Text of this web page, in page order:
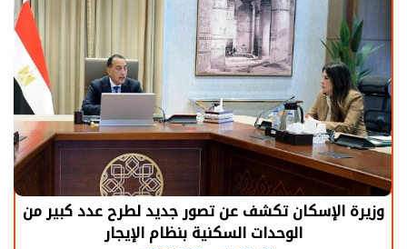
وزيرة الإسكان تكشف عن تصور جديد لطرح عدد كبير من
الوحدات السكنية بنظام الإيجار